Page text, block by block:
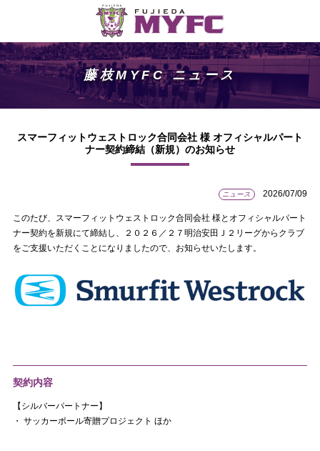
藤枝MYFC ニュース
スマーフィットウェストロック合同会社 様 オフィシャルパート
ナー契約締結（新規）のお知らせ
ニュース 2026/07/09
このたび、スマーフィットウェストロック合同会社 様とオフィシャルパート
ナー契約を新規にて締結し、２０２６／２７明治安田Ｊ２リーグからクラブ
をご支援いただくことになりましたので、お知らせいたします。
契約内容
【シルバーパートナー】
・ サッカーボール寄贈プロジェクト ほか